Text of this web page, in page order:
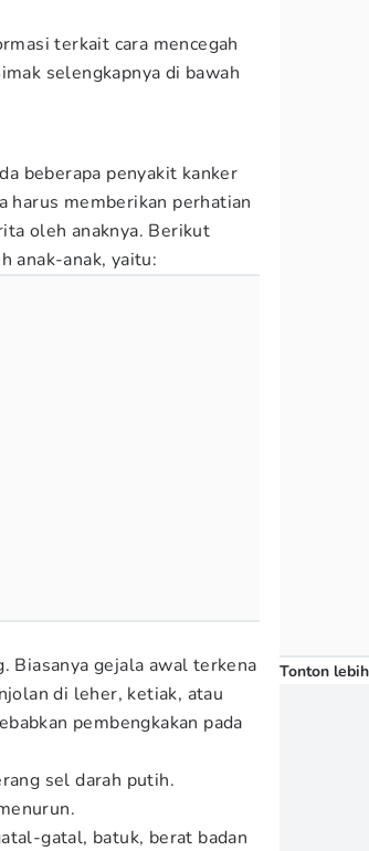
terkait cara mencegah
selengkapnya di bawah
beberapa penyakit kanker
harus memberikan perhatian
oleh anaknya. Berikut
anak-anak, yaitu:
Biasanya gejala awal terkena
di leher, ketiak, atau
pembengkakan pada
sel darah putih.
gatal, batuk, berat badan
Tonton